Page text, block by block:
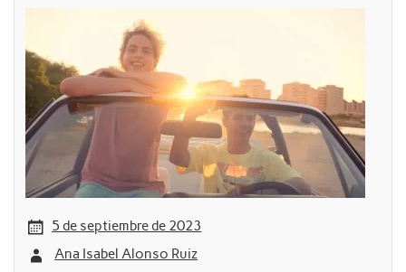
5 de septiembre de 2023
Ana Isabel Alonso Ruiz